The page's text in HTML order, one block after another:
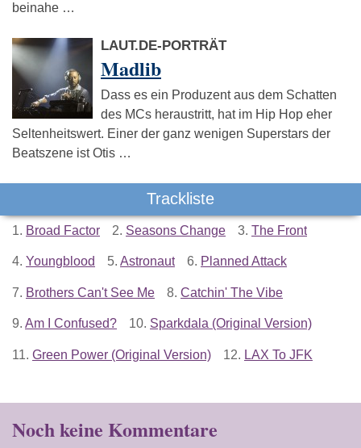
beinahe …
LAUT.DE-PORTRÄT
Madlib
Dass es ein Produzent aus dem Schatten
des MCs heraustritt, hat im Hip Hop eher
Seltenheitswert. Einer der ganz wenigen Superstars der
Beatszene ist Otis …
Trackliste
1. Broad Factor 2. Seasons Change 3. The Front
4. Youngblood 5. Astronaut 6. Planned Attack
7. Brothers Can't See Me 8. Catchin' The Vibe
9. Am I Confused? 10. Sparkdala (Original Version)
11. Green Power (Original Version) 12. LAX To JFK
Noch keine Kommentare